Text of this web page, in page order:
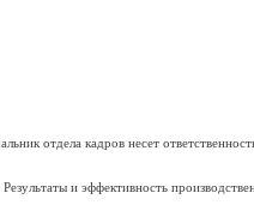
отдела кадров несет
и эффективность